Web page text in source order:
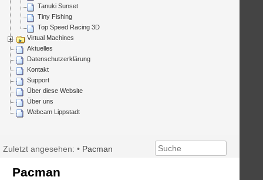
Tanuki Sunset
Tiny Fishing
Top Speed Racing 3D
Virtual Machines
Aktuelles
Datenschutzerklärung
Kontakt
Support
Über diese Website
Über uns
Webcam Lippstadt
Zuletzt angesehen: • Pacman
Pacman